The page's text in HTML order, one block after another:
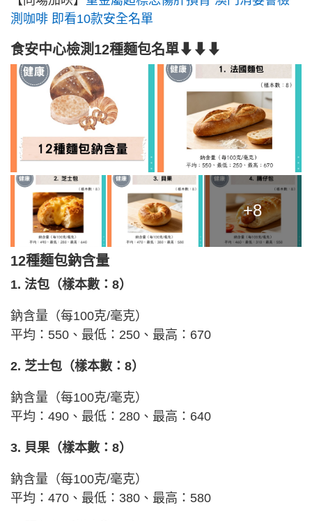
測咖啡 即看10款安全名單
食安中心檢測12種麵包名單⬇⬇⬇
+8
12種麵包鈉含量
1. 法包（樣本數：8）
鈉含量（每100克/毫克）
平均：550、最低：250、最高：670
2. 芝士包（樣本數：8）
鈉含量（每100克/毫克）
平均：490、最低：280、最高：640
3. 貝果（樣本數：8）
鈉含量（每100克/毫克）
平均：470、最低：380、最高：580